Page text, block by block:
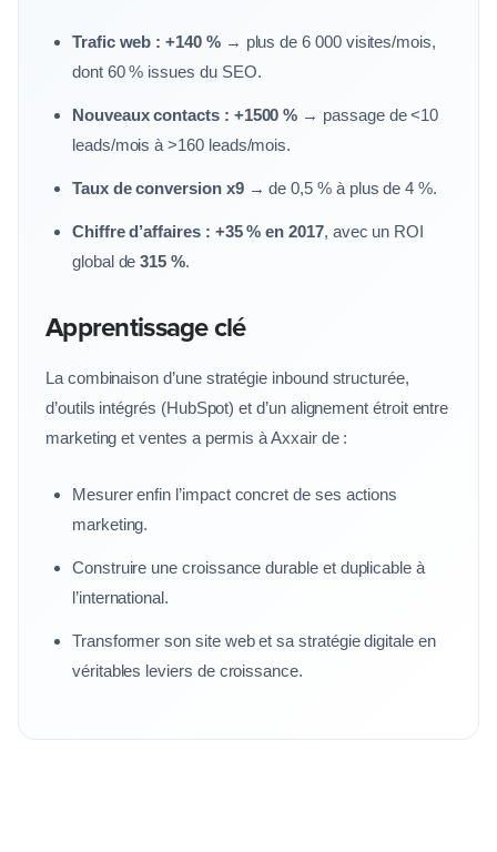
Trafic web : +140 %→ plus de 6 000 visites/mois,
dont 60 % issues du SEO.
Nouveaux contacts : +1500 % → passage de <10
leads/mois à >160 leads/mois.
Taux de conversion x9→ de 0,5 % à plus de 4 %.
Chiffre d’affaires : +35 % en 2017, avec un ROI
global de315 %.
Apprentissage clé
La combinaison d’une stratégie inbound structurée,
d’outils intégrés (HubSpot) et d’un alignement étroit entre
marketing et ventes a permis à Axxair de :
Mesurer enfin l’impact concret de ses actions
marketing.
Construire une croissance durable et duplicable à
l’international.
Transformer son site web et sa stratégie digitale en
véritables leviers de croissance.